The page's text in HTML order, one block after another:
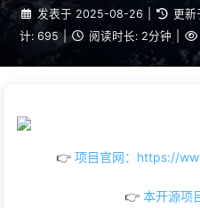
发表于 2025-08-26 更新
计: 695 | 阅读时长: 2分钟
👉 项目官网：https://
👉 本开源项